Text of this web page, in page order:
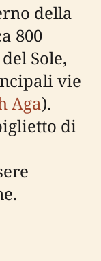
della
800
Sole,
vie
Aga).
di